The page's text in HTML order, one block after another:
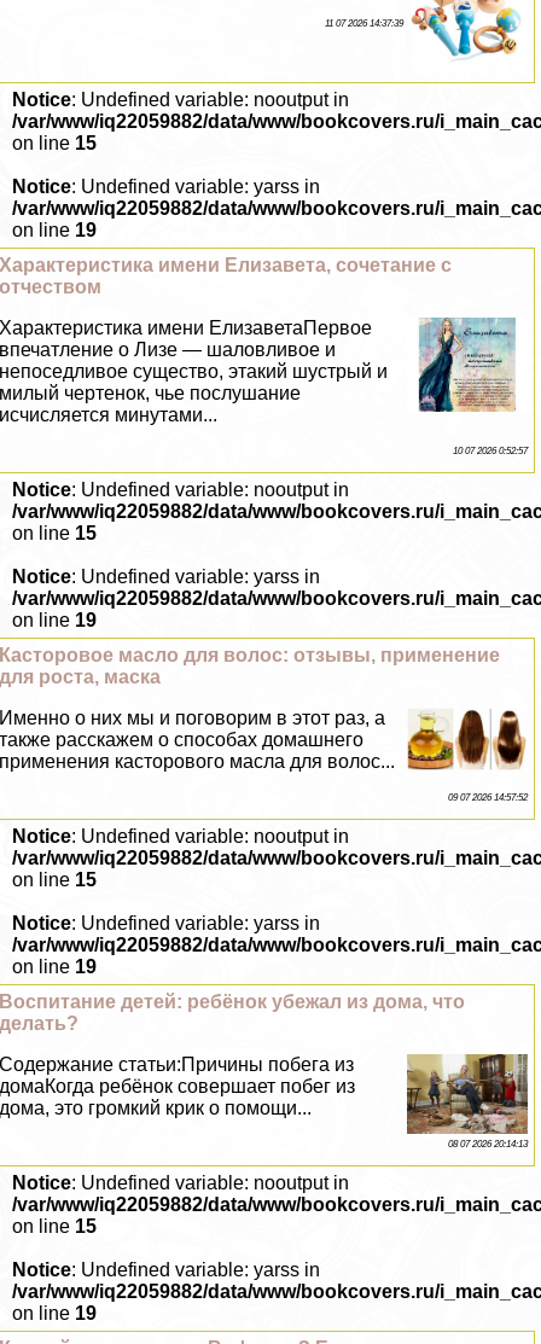
11 07 2026 14:37:39
Notice: Undefined variable: nooutput in
/var/www/iq22059882/data/www/bookcovers.ru/
on line 15
Notice: Undefined variable: yarss in
/var/www/iq22059882/data/www/bookcovers.ru/
on line 19
Хаpaктеристика имени Елизавета, сочетание с
отчеством
Хаpaктеристика имени ЕлизаветаПервое
впечатление о Лизе — шаловливое и
непоседливое существо, этакий шустрый и
милый чертенок, чье послушание
исчисляется минутами...
10 07 2026 0:52:57
Notice: Undefined variable: nooutput in
/var/www/iq22059882/data/www/bookcovers.ru/
on line 15
Notice: Undefined variable: yarss in
/var/www/iq22059882/data/www/bookcovers.ru/
on line 19
Касторовое масло для волос: отзывы, применение
для роста, маска
Именно о них мы и поговорим в этот раз, а
также расскажем о способах домашнего
применения касторового масла для волос...
09 07 2026 14:57:52
Notice: Undefined variable: nooutput in
/var/www/iq22059882/data/www/bookcovers.ru/
on line 15
Notice: Undefined variable: yarss in
/var/www/iq22059882/data/www/bookcovers.ru/
on line 19
Воспитание детей: ребёнок убежал из дома, что
делать?
Содержание статьи:Причины побега из
домаКогда ребёнок совершает побег из
дома, это громкий крик о помощи...
08 07 2026 20:14:13
Notice: Undefined variable: nooutput in
/var/www/iq22059882/data/www/bookcovers.ru/
on line 15
Notice: Undefined variable: yarss in
/var/www/iq22059882/data/www/bookcovers.ru/
on line 19